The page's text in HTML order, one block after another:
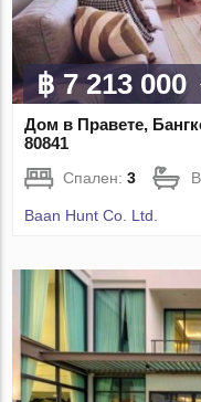
฿ 7 213 000
Дом в Правете,
80841
Спален:3
Baan Hunt Co. Ltd.